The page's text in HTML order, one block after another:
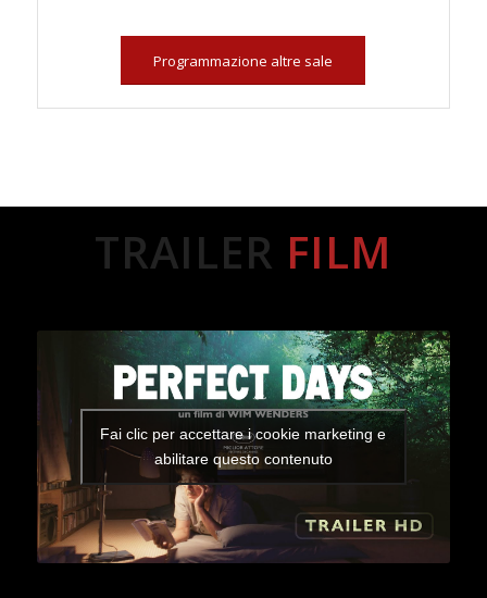
Programmazione altre sale
TRAILER FILM
Fai clic per accettare i cookie marketing e
abilitare questo contenuto